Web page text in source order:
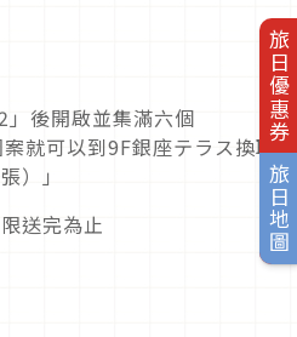
旅日優惠券
旅日地圖
」後開啟並集滿六個
就可以到9F銀座テラス換取
）」
送完為止